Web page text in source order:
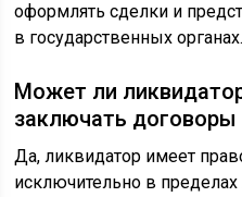
оформлять сделки и
в государственных органах.
Может ли
заключать договоры
Да, ликвидатор имеет
исключительно в